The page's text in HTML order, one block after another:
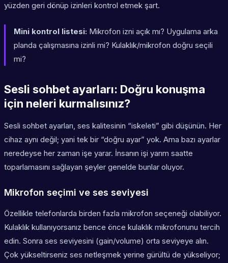
yüzden geri dönüp izinleri kontrol etmek şart.
Mini kontrol listesi: Mikrofon izni açık mı? Uygulama arka
planda çalışmasına izinli mi? Kulaklık/mikrofon doğru seçili
mi?
Sesli sohbet ayarları: Doğru konuşma
için neleri kurmalısınız?
Sesli sohbet ayarları, ses kalitesinin “iskeleti” gibi düşünün. Her
cihaz aynı değil; yani tek bir “doğru ayar” yok. Ama bazı ayarlar
neredeyse her zaman işe yarar. İnsanın işi yarım saatte
toparlamasını sağlayan şeyler genelde bunlar oluyor.
Mikrofon seçimi ve ses seviyesi
Özellikle telefonlarda birden fazla mikrofon seçeneği olabiliyor.
Kulaklık kullanıyorsanız bence önce kulaklık mikrofonunu tercih
edin. Sonra ses seviyesini (gain/volume) orta seviyeye alın.
Çok yükseltirseniz ses netleşmek yerine gürültü de yükseliyor;